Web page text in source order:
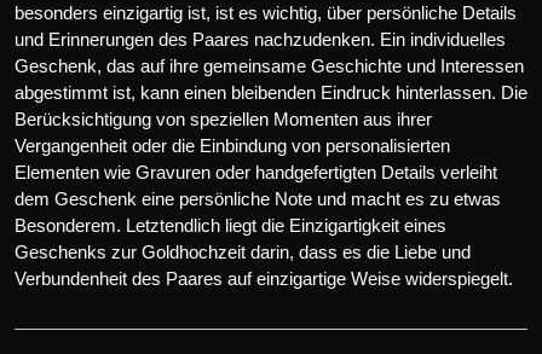
besonders einzigartig ist, ist es wichtig, über persönliche Details
und Erinnerungen des Paares nachzudenken. Ein individuelles
Geschenk, das auf ihre gemeinsame Geschichte und Interessen
abgestimmt ist, kann einen bleibenden Eindruck hinterlassen. Die
Berücksichtigung von speziellen Momenten aus ihrer
Vergangenheit oder die Einbindung von personalisierten
Elementen wie Gravuren oder handgefertigten Details verleiht
dem Geschenk eine persönliche Note und macht es zu etwas
Besonderem. Letztendlich liegt die Einzigartigkeit eines
Geschenks zur Goldhochzeit darin, dass es die Liebe und
Verbundenheit des Paares auf einzigartige Weise widerspiegelt.